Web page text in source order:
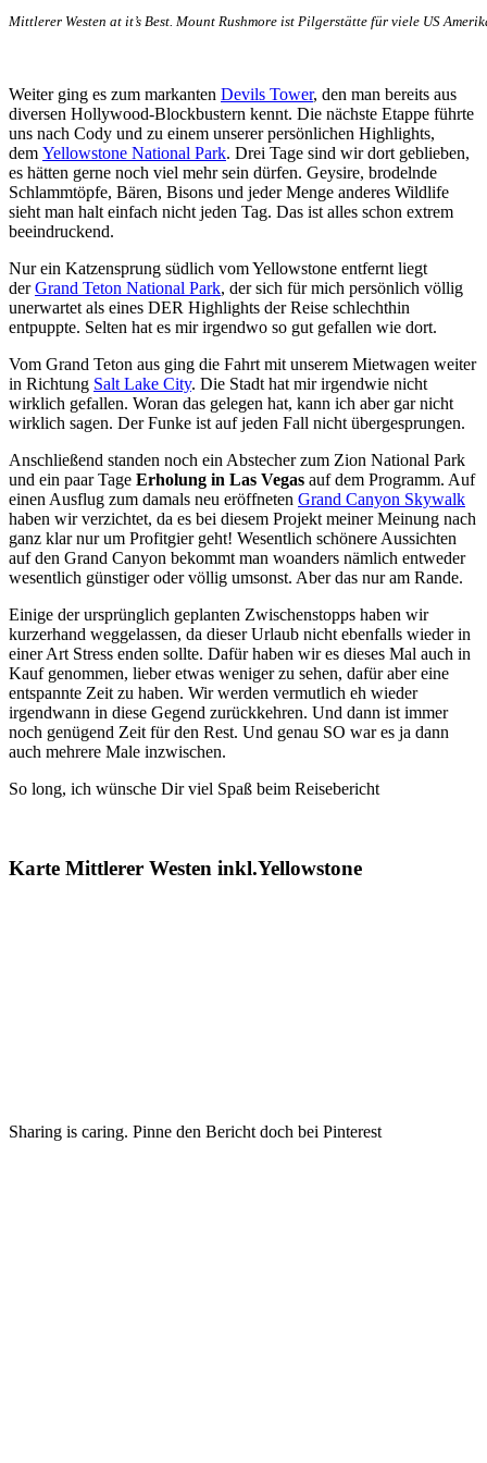
Mittlerer Westen at it’s Best. Mount Rushmore ist Pilgerstätte für viele US
Weiter ging es zum markanten Devils Tower, den man bereits aus
diversen Hollywood-Blockbustern kennt. Die nächste Etappe führte
uns nach Cody und zu einem unserer persönlichen Highlights,
dem Yellowstone National Park. Drei Tage sind wir dort geblieben,
es hätten gerne noch viel mehr sein dürfen. Geysire, brodelnde
Schlammtöpfe, Bären, Bisons und jeder Menge anderes Wildlife
sieht man halt einfach nicht jeden Tag. Das ist alles schon extrem
beeindruckend.
Nur ein Katzensprung südlich vom Yellowstone entfernt liegt
derGrand Teton National Park, der sich für mich persönlich völlig
unerwartet als eines DER Highlights der Reise schlechthin
entpuppte. Selten hat es mir irgendwo so gut gefallen wie dort.
Vom Grand Teton aus ging die Fahrt mit unserem Mietwagen weiter
in Richtung Salt Lake City. Die Stadt hat mir irgendwie nicht
wirklich gefallen. Woran das gelegen hat, kann ich aber gar nicht
wirklich sagen. Der Funke ist auf jeden Fall nicht übergesprungen.
Anschließend standen noch ein Abstecher zum Zion National Park
und ein paar Tage Erholung in Las Vegas auf dem Programm. Auf
einen Ausflug zum damals neu eröffneten Grand Canyon Skywalk
haben wir verzichtet, da es bei diesem Projekt meiner Meinung nach
ganz klar nur um Profitgier geht! Wesentlich schönere Aussichten
auf den Grand Canyon bekommt man woanders nämlich entweder
wesentlich günstiger oder völlig umsonst. Aber das nur am Rande.
Einige der ursprünglich geplanten Zwischenstopps haben wir
kurzerhand weggelassen, da dieser Urlaub nicht ebenfalls wieder in
einer Art Stress enden sollte. Dafür haben wir es dieses Mal auch in
Kauf genommen, lieber etwas weniger zu sehen, dafür aber eine
entspannte Zeit zu haben. Wir werden vermutlich eh wieder
irgendwann in diese Gegend zurückkehren. Und dann ist immer
noch genügend Zeit für den Rest. Und genau SO war es ja dann
auch mehrere Male inzwischen.
So long, ich wünsche Dir viel Spaß beim Reisebericht
Karte Mittlerer Westen inkl.Yellowstone
Sharing is caring. Pinne den Bericht doch bei Pinterest